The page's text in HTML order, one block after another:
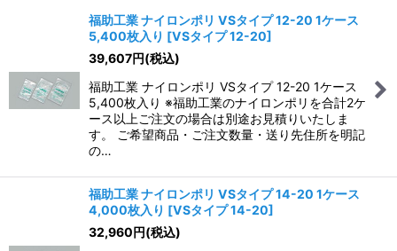
絞り込む
福助工業 ナイロンポリ VSタイプ 12-20 1ケース
5,400枚入り [VSタイプ 12-20]
39,607円(税込)
福助工業 ナイロンポリ VSタイプ 12-20 1ケース
5,400枚入り ※福助工業のナイロンポリを合計2ケ
ース以上ご注文の場合は別途お見積りいたしま
す。 ご希望商品・ご注文数量・送り先住所を明記
の…
福助工業 ナイロンポリ VSタイプ 14-20 1ケース
4,000枚入り [VSタイプ 14-20]
32,960円(税込)